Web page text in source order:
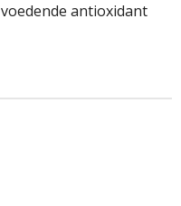
voedende antioxidant